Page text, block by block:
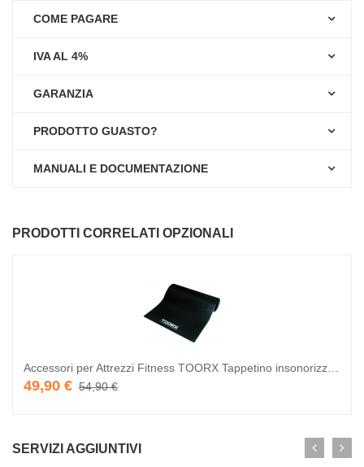
COME PAGARE
IVA AL 4%
GARANZIA
PRODOTTO GUASTO?
MANUALI E DOCUMENTAZIONE
PRODOTTI CORRELATI OPZIONALI
Accessori per Attrezzi Fitness TOORX Tappetino insonorizzante 180 x 90 x 1 cm
49,90 € 54,90 €
SERVIZI AGGIUNTIVI